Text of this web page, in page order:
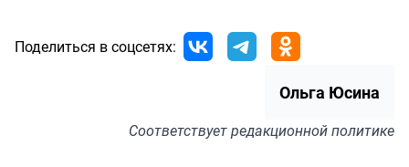
Поделиться в соцсетях:
Ольга Юсина
Соответствуетредакционной политике